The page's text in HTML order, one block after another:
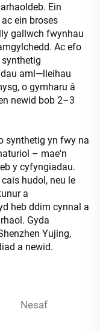
Ein
ein broses
gallwch fwynhau
Ac efo
aml—lleihau
o gymharu â
newid bob 2–3
synthetig yn fwy na
– mae'n
y cyfyngiadau.
hudol, neu le
a
heb ddim cynnal a
Gyda
Yujing,
a newid.
Nesaf